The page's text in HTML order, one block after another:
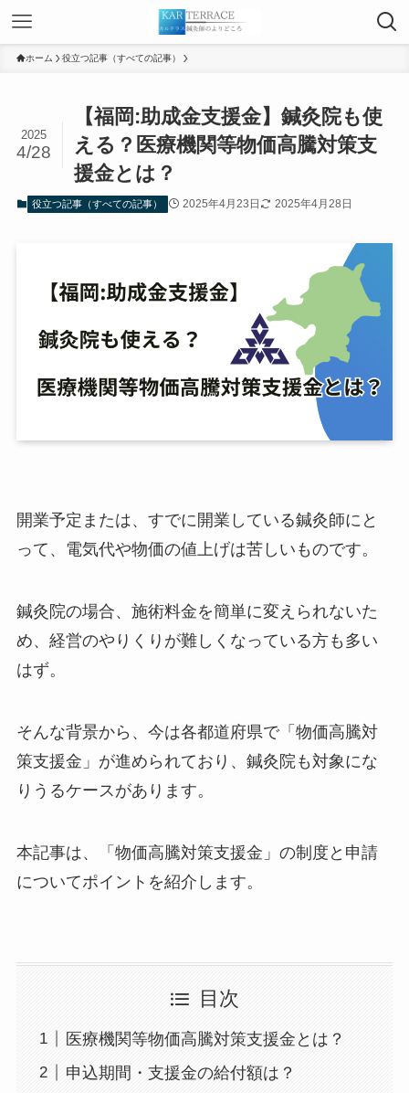
ホーム 役立つ記事（すべての記事）
【福岡:助成金支援金】鍼灸院も使
える？医療機関等物価高騰対策支
援金とは？
2025
4/28
役立つ記事（すべての記事） 2025年4月23日 2025年4月28日
開業予定または、すでに開業している鍼灸師にと
って、電気代や物価の値上げは苦しいものです。
鍼灸院の場合、施術料金を簡単に変えられないた
め、経営のやりくりが難しくなっている方も多い
はず。
そんな背景から、今は各都道府県で「物価高騰対
策支援金」が進められており、鍼灸院も対象にな
りうるケースがあります。
本記事は、「物価高騰対策支援金」の制度と申請
についてポイントを紹介します。
目次
医療機関等物価高騰対策支援金とは？
申込期間・支援金の給付額は？